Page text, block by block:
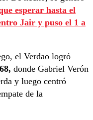
esperar hasta el
Jair y puso el 1 a
el Verdao logró
donde Gabriel Verón
y luego centró
de la